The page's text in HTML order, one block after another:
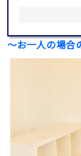
〜お一人の場合